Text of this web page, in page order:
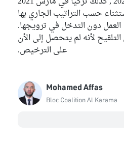
حسب التراتيب الجاري بها
العمل دون التدخل في ترويجها.
لأنه لم يتحصل إلى الأن
على الترخيص.
Mohamed Affas
Bloc Coalition Al Karama